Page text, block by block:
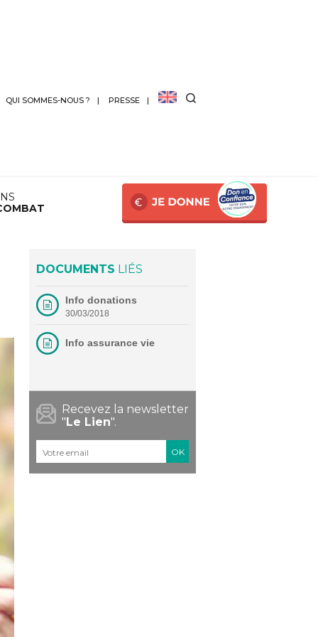
QUI SOMMES-NOUS ? PRESSE
DOCUMENTS LIÉS
Info donations
30/03/2018
Info assurance vie
Recevez la newsletter
" Le Lien".
Courriel*